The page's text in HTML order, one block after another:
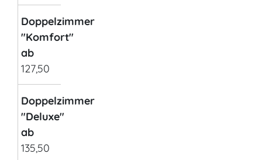
Doppelzimmer
"Komfort"
ab
127,50
Doppelzimmer
"Deluxe"
ab
135,50